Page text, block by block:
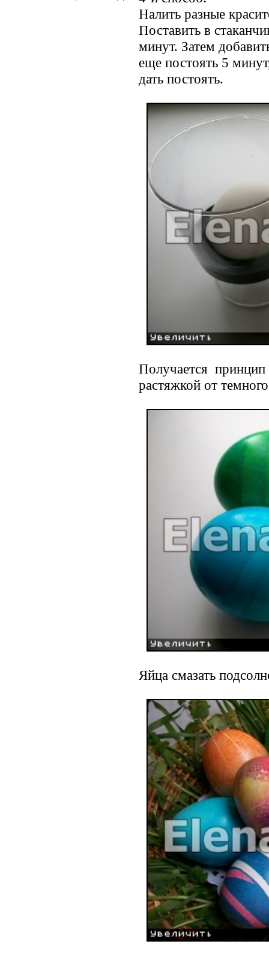
Налить разные
Поставить в
минут. Затем
еще постоять 5
дать постоять.
Получается
растяжкой от
Яйца смазать